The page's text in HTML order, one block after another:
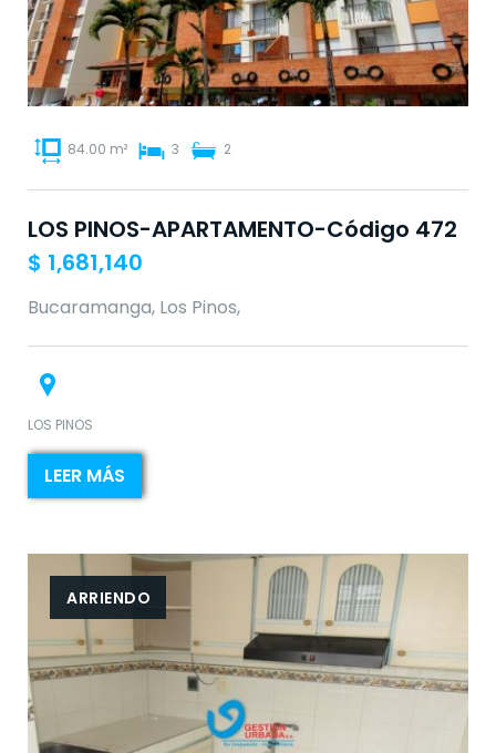
84.00 m² 3 2
LOS PINOS-APARTAMENTO-Código 472
$ 1,681,140
Bucaramanga, Los Pinos,
LOS PINOS
LEER MÁS
ARRIENDO